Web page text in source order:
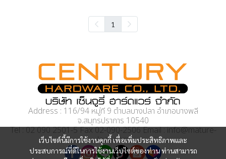
1
เว็บไซต์นี้มีการใช้งานคุกกี้ เพื่อเพิ่มประสิทธิภาพและ
ประสบการณ์ที่ดีในการใช้งานเว็บไซต์ของท่าน ท่านสามารถ
Address : 116/94 หมู่ที่ 9 ตำบลบางปลา อำเภอบางพลี
จ.สมุทรปราการ 10540
Tel : 02 090 2501-5 Fax 02-090-2506 Email : info@mature-
lock.com